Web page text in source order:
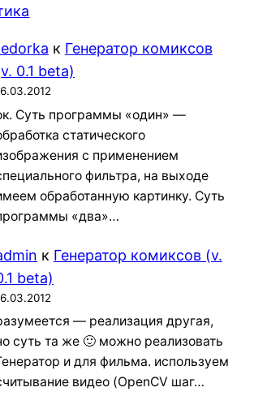
к Генератор комиксов
0.1 beta)
Суть программы «один» —
статического
с применением
фильтра, на выходе
обработанную картинку. Суть
«два»…
к Генератор комиксов (v.
beta)
— реализация другая,
суть та же 🙂 можно реализовать
и для фильма. используем
видео (OpenCV шаг…